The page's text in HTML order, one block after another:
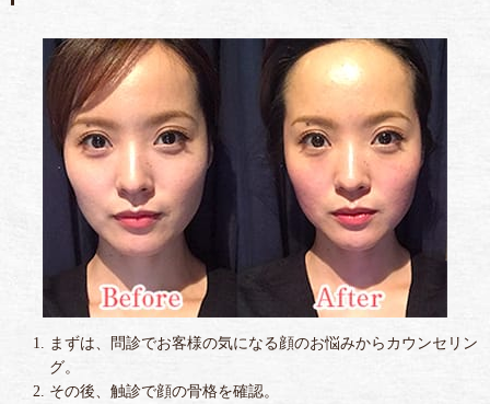
まずは、問診でお客様の気になる顔のお悩みからカウンセリン
グ。
その後、触診で顔の骨格を確認。